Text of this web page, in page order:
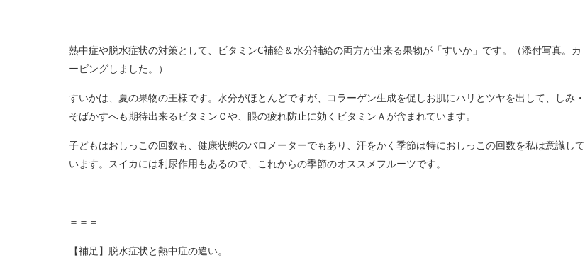
熱中症や脱水症状の対策として、ビタミンC補給＆水分補給の両方が出来る果物が「すいか」です。（添付写真。カ
ービングしました。）
すいかは、夏の果物の王様です。水分がほとんどですが、コラーゲン生成を促しお肌にハリとツヤを出して、しみ・
そばかすへも期待出来るビタミンＣや、眼の疲れ防止に効くビタミンＡが含まれています。
子どもはおしっこの回数も、健康状態のバロメーターでもあり、汗をかく季節は特におしっこの回数を私は意識して
います。スイカには利尿作用もあるので、これからの季節のオススメフルーツです。
＝＝＝
【補足】脱水症状と熱中症の違い。